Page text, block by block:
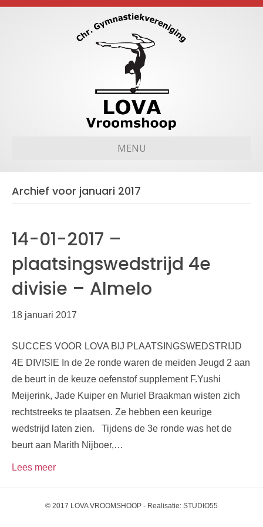
MENU
Archief voor januari 2017
14-01-2017 –
plaatsingswedstrijd 4e
divisie – Almelo
18 januari 2017
SUCCES VOOR LOVA BIJ PLAATSINGSWEDSTRIJD
4E DIVISIE In de 2e ronde waren de meiden Jeugd 2 aan
de beurt in de keuze oefenstof supplement F.Yushi
Meijerink, Jade Kuiper en Muriel Braakman wisten zich
rechtstreeks te plaatsen. Ze hebben een keurige
wedstrijd laten zien. Tijdens de 3e ronde was het de
beurt aan Marith Nijboer,…
Lees meer
© 2017 LOVA VROOMSHOOP - Realisatie: STUDIO55